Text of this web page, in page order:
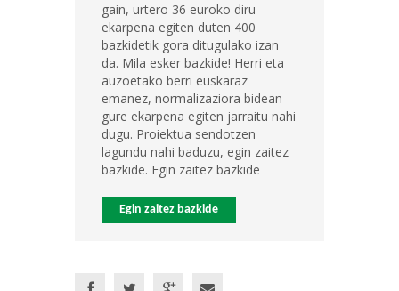
gain, urtero 36 euroko diru
ekarpena egiten duten 400
bazkidetik gora ditugulako izan
da. Mila esker bazkide! Herri eta
auzoetako berri euskaraz
emanez, normalizaziora bidean
gure ekarpena egiten jarraitu nahi
dugu. Proiektua sendotzen
lagundu nahi baduzu, egin zaitez
bazkide. Egin zaitez bazkide
Egin zaitez bazkide